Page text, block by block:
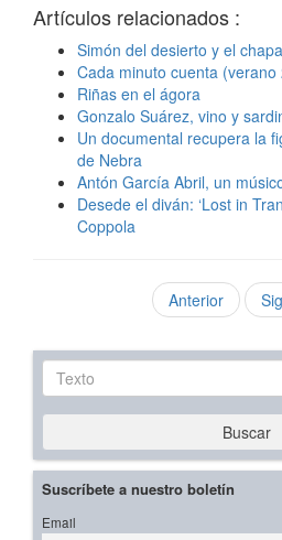
Artículos relacionados :
Simón del desierto y el
Cada minuto cuenta (verano
Riñas en el ágora
Gonzalo Suárez, vino y
Un documental recupera la
de Nebra
Antón García Abril, un
Desede el diván: ‘Lost in
Coppola
Anterior
Texto
Buscar
Suscríbete a nuestro boletín
Email